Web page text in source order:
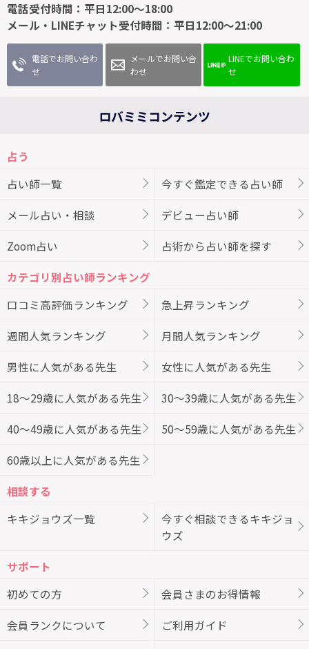
電話受付時間：平日12:00～18:00
メール・LINEチャット受付時間：平日12:00～21:00
電話でお問い合わ
せ
メールでお問い合
わせ
LINEでお問い合わ
せ
ロバミミコンテンツ
占う
占い師一覧
今すぐ鑑定できる占い師
メール占い・相談 デビュー占い師
Zoom占い 占術から占い師を探す
カテゴリ別占い師ランキング
口コミ高評価ランキング
急上昇ランキング
週間人気ランキング 月間人気ランキング
男性に人気がある先生 女性に人気がある先生
18～29歳に人気がある先生 30～39歳に人気がある先生
40～49歳に人気がある先生 50～59歳に人気がある先生
60歳以上に人気がある先生
相談する
キキジョウズ一覧
今すぐ相談できるキキジョ
ウズ
サポート
初めての方
会員さまのお得情報
会員ランクについて ご利用ガイド